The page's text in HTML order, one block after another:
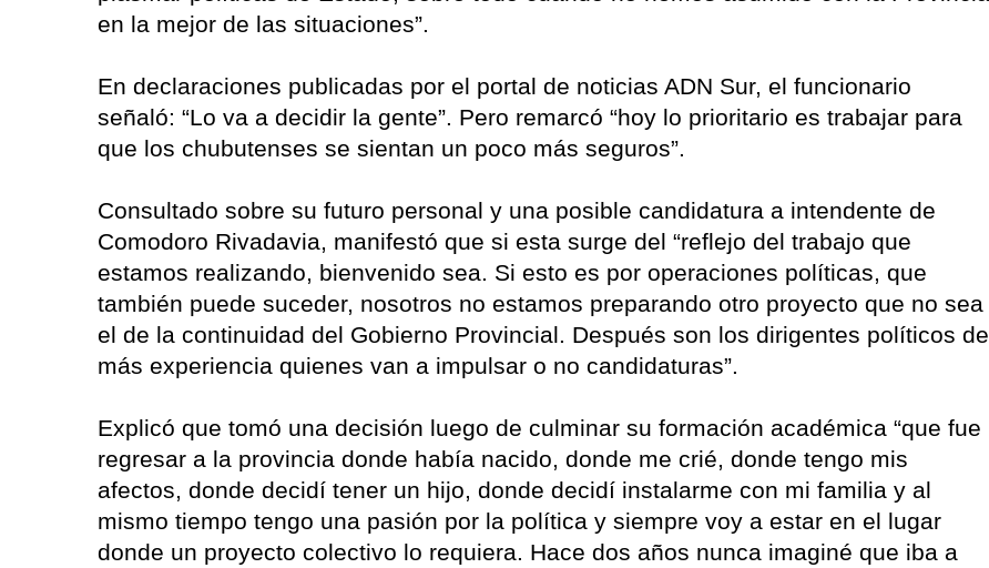
en la mejor de las situaciones”.
En declaraciones publicadas por el portal de noticias ADN Sur, el funcionario
señaló: “Lo va a decidir la gente”. Pero remarcó “hoy lo prioritario es trabajar para
que los chubutenses se sientan un poco más seguros”.
Consultado sobre su futuro personal y una posible candidatura a intendente de
Comodoro Rivadavia, manifestó que si esta surge del “reflejo del trabajo que
estamos realizando, bienvenido sea. Si esto es por operaciones políticas, que
también puede suceder, nosotros no estamos preparando otro proyecto que no sea
el de la continuidad del Gobierno Provincial. Después son los dirigentes políticos de
más experiencia quienes van a impulsar o no candidaturas”.
Explicó que tomó una decisión luego de culminar su formación académica “que fue
regresar a la provincia donde había nacido, donde me crié, donde tengo mis
afectos, donde decidí tener un hijo, donde decidí instalarme con mi familia y al
mismo tiempo tengo una pasión por la política y siempre voy a estar en el lugar
donde un proyecto colectivo lo requiera. Hace dos años nunca imaginé que iba a